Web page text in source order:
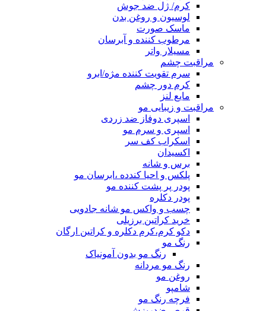
کرم/ ژل ضد جوش
لوسیون و روغن بدن
ماسک صورت
مرطوب کننده و آبرسان
مسیلار واتر
مراقبت چشم
سرم تقویت کننده مژه/ابرو
کرم دور چشم
مایع لنز
مراقبت و زیبایی مو
اسپری دوفاز ضد زردی
اسپری و سرم مو
اسکراب کف سر
اکسیدان
برس و شانه
پلکس و احیا کندده ،ابرسان مو
پودر پر پشت کننده مو
پودر دکلره
چسب و واکس مو شانه جادویی
خرید کراتین برزیلی
دکو کرم،کرم دکلره و کراتین ارگان
رنگ مو
رنگ مو بدون آمونیاک
رنگ مو مردانه
روغن مو
شامپو
فرچه رنگ مو